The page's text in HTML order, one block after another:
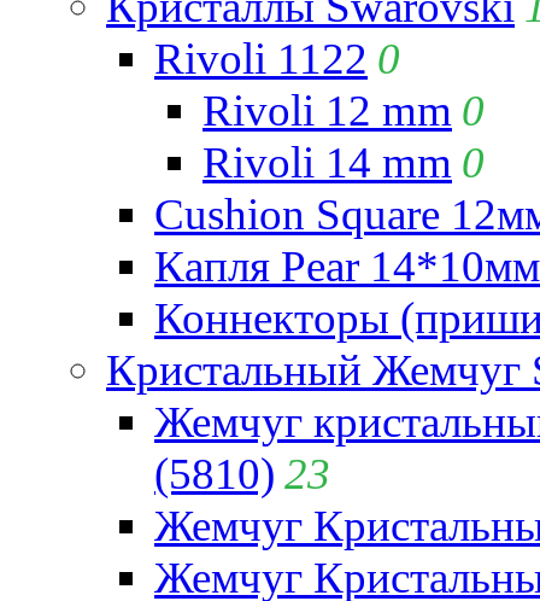
Rivoli 1122 0
Rivoli 12 mm 0
Rivoli 14 mm 0
Cushion Square
Капля Pear
Коннекторы
Кристальный Жемчуг
Жемчуг
(5810) 23
Жемчуг
Жемчуг